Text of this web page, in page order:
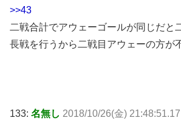
>>43
二戦合計でアウェーゴールが同じだと
長戦を行うから二戦目アウェーの方が
133: 名無し 2018/10/26(金)